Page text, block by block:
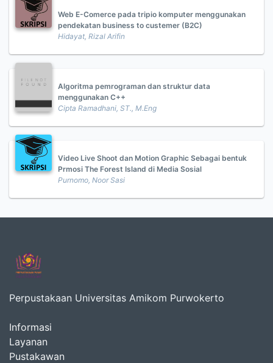
Web E-Comerce pada tripio komputer menggunakan
pendekatan business to custemer (B2C)
Hidayat, Rizal Arifin
Algoritma pemrograman dan struktur data
menggunakan C++
Cipta Ramadhani, ST., M.Eng
Video Live Shoot dan Motion Graphic Sebagai bentuk
Prmosi The Forest Island di Media Sosial
Purnomo, Noor Sasi
Perpustakaan Universitas Amikom Purwokerto
Informasi
Layanan
Pustakawan